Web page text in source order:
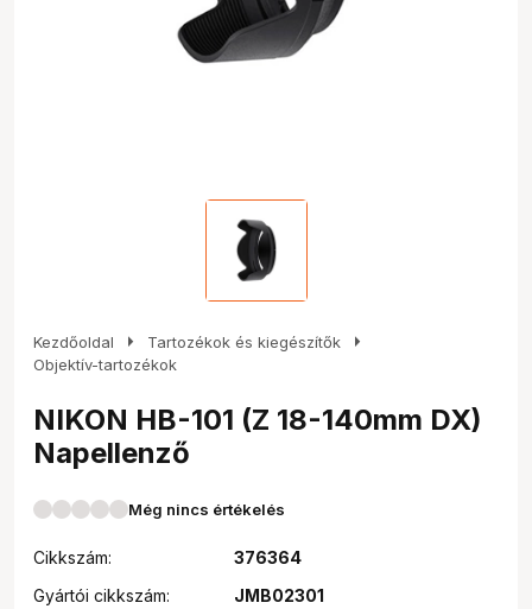
Kezdőoldal arrow_right Tartozékok és kiegészítők arrow_right
Objektív-tartozékok
NIKON HB-101 (Z 18-140mm DX)
Napellenző
Még nincs értékelés
Cikkszám:
376364
Gyártói cikkszám:
JMB02301